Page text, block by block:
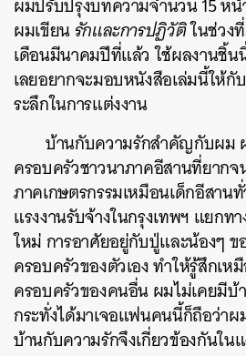
ผมเขียนรักและการปฏิวัติในช่วง
เดือนมีนาคมปีที่แล้ว ใช้ผลงานชิ้น
เลยอยากจะมอบหนังสือเล่มนี้ให้
ระลึกในการแต่งงาน
บ้านกับความรักสำคัญกับผม
ครอบครัวชาวนาภาคอีสานที่ยากจ
ภาคเกษตรกรรมเหมือนเด็กอีสาน
แรงงานรับจ้างในกรุงเทพฯ แยก
ใหม่ การอาศัยอยู่กับปู่และน้องๆ
ครอบครัวของตัวเอง ทำให้รู้สึกเห
ครอบครัวของคนอื่น ผมไม่เคยมีบ้
กระทั่งได้มาเจอแฟนคนนี้ก็ถือว่า
บ้านกับความรักจึงเกี่ยวข้องกันใน